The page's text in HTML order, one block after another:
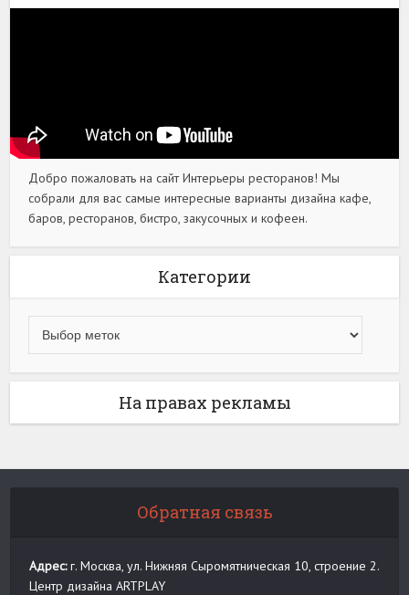
Добро пожаловать на сайт Интерьеры ресторанов! Мы
собрали для вас самые интересные варианты дизайна кафе,
баров, ресторанов, бистро, закусочных и кофеен.
Категории
На правах рекламы
Обратная связь
Адрес:г. Москва, ул. Нижняя Сыромятническая 10, строение 2.
Центр дизайна ARTPLAY